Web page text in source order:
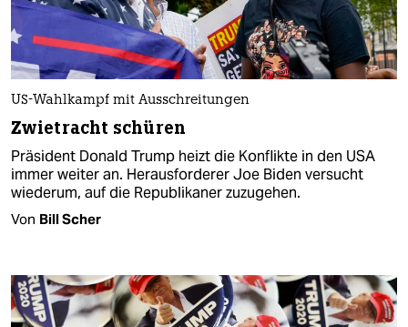
US-Wahlkampf mit Ausschreitungen
Zwietracht schüren
Präsident Donald Trump heizt die Konflikte in den USA
immer weiter an. Herausforderer Joe Biden versucht
wiederum, auf die Republikaner zuzugehen.
Von Bill Scher